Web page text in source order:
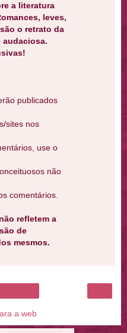
a literatura
leves,
o retrato da
audaciosa.
publicados
sites nos
use o
não
comentários.
refletem a
de
mesmos.
a web